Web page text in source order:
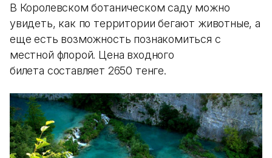
В Королевском ботаническом саду можно
увидеть, как по территории бегают животные, а
еще есть возможность познакомиться с
местной флорой. Цена входного
билета составляет 2650 тенге.